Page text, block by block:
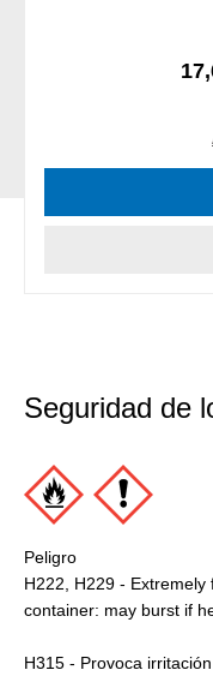
Seguridad de
Peligro
H222, H229 -
container: may burst if
H315 - Provoca irritación